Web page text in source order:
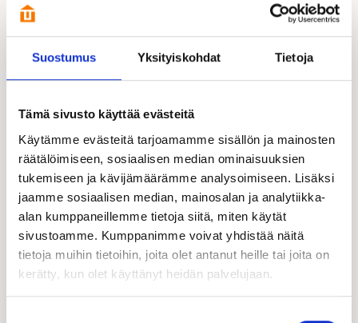
Suostumus Yksityiskohdat Tietoja
Tämä sivusto käyttää evästeitä
Käytämme evästeitä tarjoamamme sisällön ja mainosten
räätälöimiseen, sosiaalisen median ominaisuuksien
tukemiseen ja kävijämäärämme analysoimiseen. Lisäksi
jaamme sosiaalisen median, mainosalan ja analytiikka-
alan kumppaneillemme tietoja siitä, miten käytät
sivustoamme. Kumppanimme voivat yhdistää näitä
tietoja muihin tietoihin, joita olet antanut heille tai joita on
kerätty, kun olet käyttänyt heidän palvelujaan.
Jarno Salokangas
+358 40 525 8895
040 525 8895
jarno.salokangas@kastelli.fi